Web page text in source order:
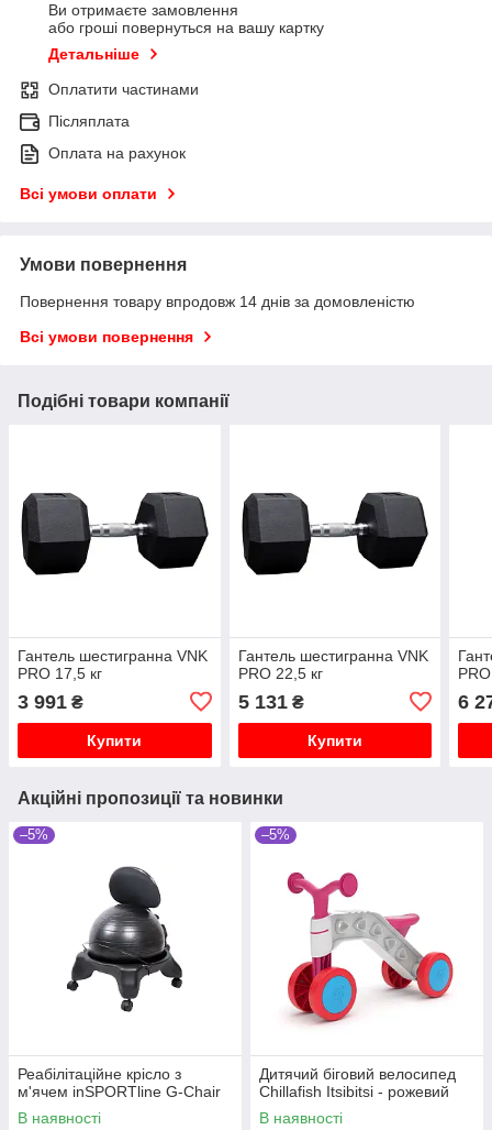
Ви отримаєте замовлення
або гроші повернуться на вашу картку
Детальніше
Оплатити частинами
Післяплата
Оплата на рахунок
Всі умови оплати
Умови повернення
Повернення товару впродовж 14 днів за домовленістю
Всі умови повернення
Подібні товари компанії
Гантель шестигранна VNK
PRO 17,5 кг
3 991 ₴
Купити
Гантель шестигранна VNK
PRO 22,5 кг
5 131₴
Купити
6
Акційні пропозиції та новинки
–5%
Реабілітаційне крісло з
м'ячем inSPORTline G-Chair
В наявності
–5%
Дитячий біговий велосипед
Chillafish Itsibitsi - рожевий
В наявності